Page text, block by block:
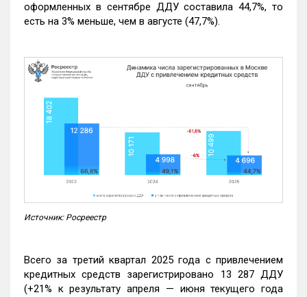
оформленных в сентябре ДДУ составила 44,7%, то
есть на 3% меньше, чем в августе (47,7%).
Источник: Росреестр
Всего за третий квартал 2025 года с привлечением
кредитных средств зарегистрировано 13 287 ДДУ
(+21% к результату апреля — июня текущего года